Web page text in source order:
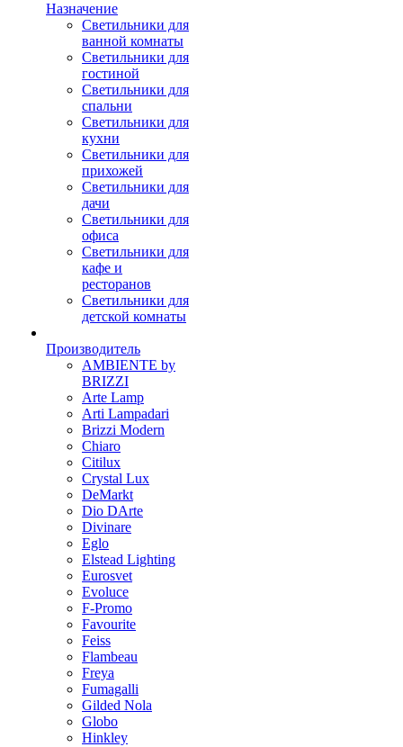
Назначение
Светильники для
ванной комнаты
Светильники для
гостиной
Светильники для
спальни
Светильники для
кухни
Светильники для
прихожей
Светильники для
дачи
Светильники для
офиса
Светильники для
кафе и
ресторанов
Светильники для
детской комнаты
Производитель
AMBIENTE by
BRIZZI
Arte Lamp
Arti Lampadari
Brizzi Modern
Chiaro
Citilux
Crystal Lux
DeMarkt
Dio DArte
Divinare
Eglo
Elstead Lighting
Eurosvet
Evoluce
F-Promo
Favourite
Feiss
Flambeau
Freya
Fumagalli
Gilded Nola
Globo
Hinkley